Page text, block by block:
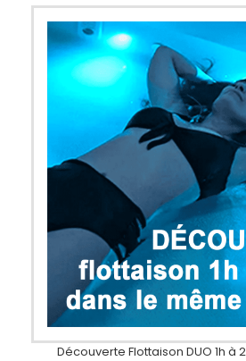
Découverte Flottaison DUO 1h à